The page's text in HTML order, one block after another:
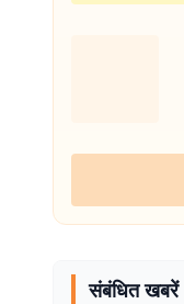
संबंधित खबरें